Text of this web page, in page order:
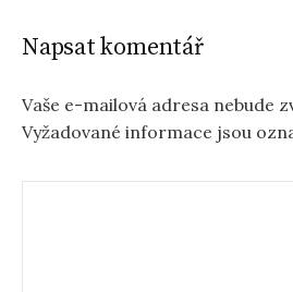
Napsat komentář
Vaše e-mailová adresa nebude
Vyžadované informace jsou